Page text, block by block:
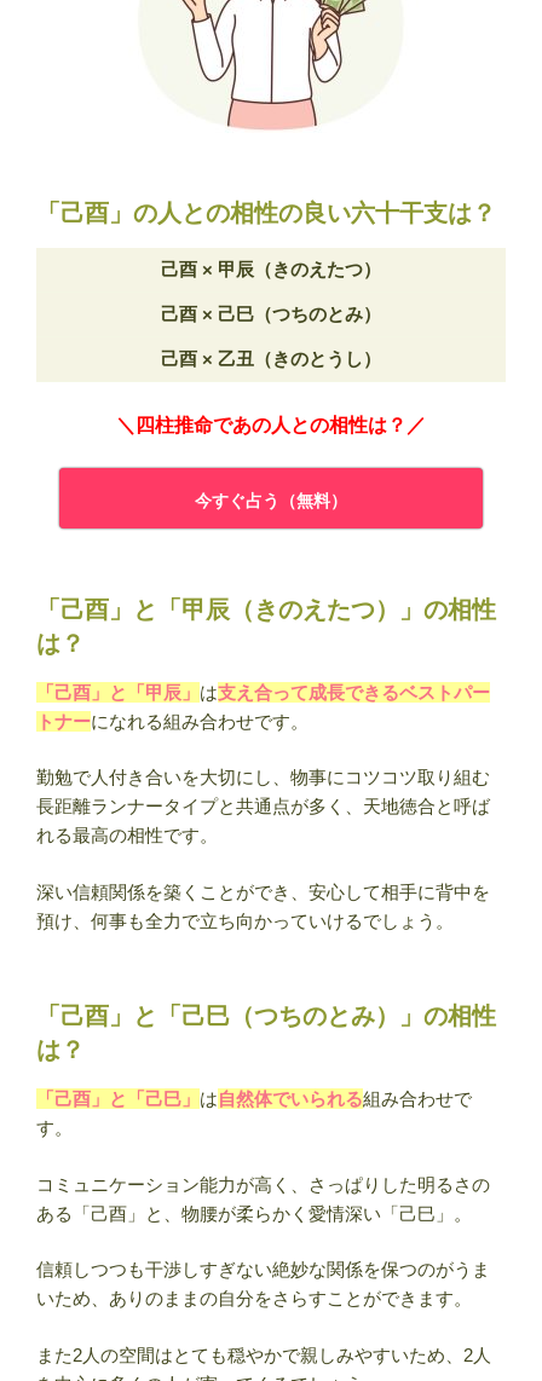
「己酉」の人との相性の良い六十干支は？
己酉 × 甲辰（きのえたつ）
己酉 × 己巳（つちのとみ）
己酉 × 乙丑（きのとうし）
＼四柱推命であの人との相性は？／
今すぐ占う（無料）
「己酉」と「甲辰（きのえたつ）」の相性
は？
「己酉」と「甲辰」 は支え合って成長できるベストパー
トナーになれる組み合わせです。
勤勉で人付き合いを大切にし、物事にコツコツ取り組む
長距離ランナータイプと共通点が多く、天地徳合と呼ば
れる最高の相性です。
深い信頼関係を築くことができ、安心して相手に背中を
預け、何事も全力で立ち向かっていけるでしょう。
「己酉」と「己巳（つちのとみ）」の相性
は？
「己酉」と「己巳」 は自然体でいられる組み合わせで
す。
コミュニケーション能力が高く、さっぱりした明るさの
ある「己酉」と、物腰が柔らかく愛情深い「己巳」。
信頼しつつも干渉しすぎない絶妙な関係を保つのがうま
いため、ありのままの自分をさらすことができます。
また2人の空間はとても穏やかで親しみやすいため、2人